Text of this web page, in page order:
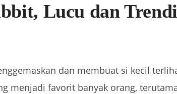
Lucu dan
dan membuat si kecil
menjadi favorit banyak orang,